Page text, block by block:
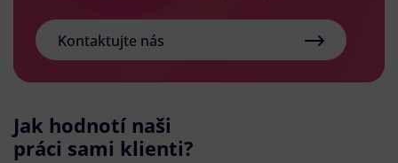
Kontaktujte nás
Jak hodnotí naši
práci sami klienti?